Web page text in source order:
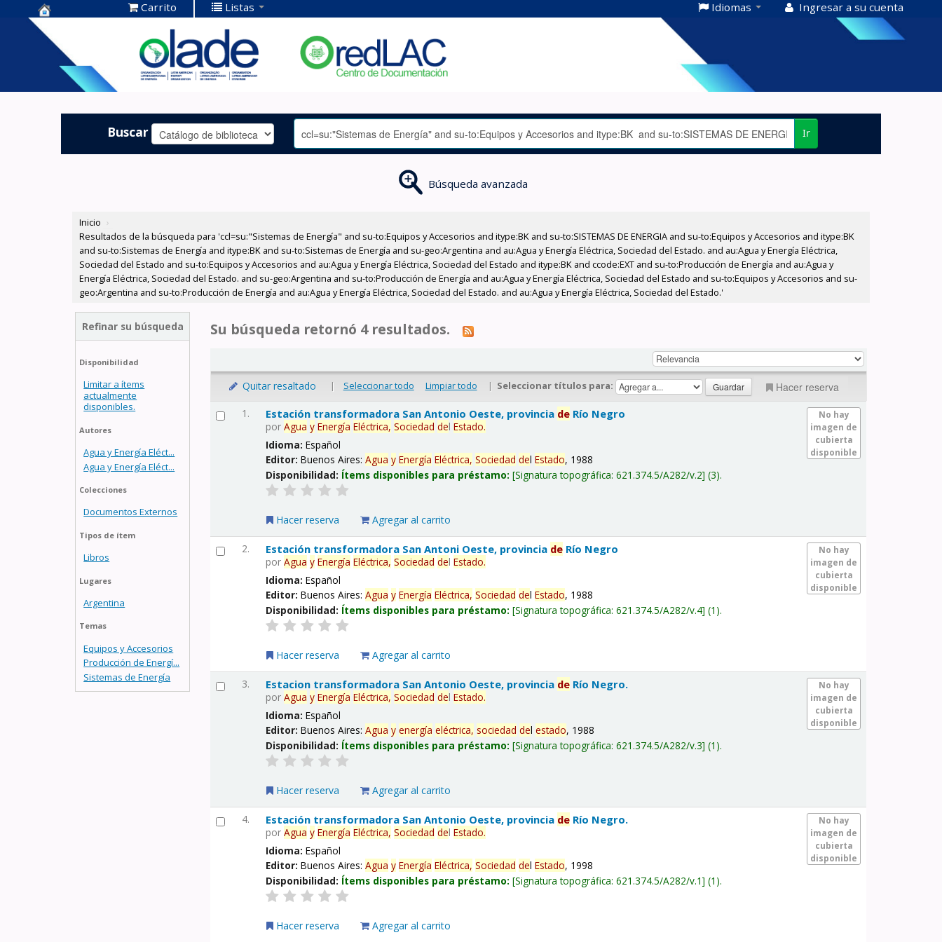
Centro de
Documentación
OLADE -
Carrito Listas Idiomas Ingresar a su cuenta
Buscar Ir
Búsqueda avanzada
Inicio ›
Resultados de la búsqueda para 'ccl=su:"Sistemas de Energía" and su-to:Equipos y Accesorios and itype:BK and su-to:SISTEMAS DE ENERGIA and su-to:Equipos y Accesorios and itype:BK
and su-to:Sistemas de Energía and itype:BK and su-to:Sistemas de Energía and su-geo:Argentina and au:Agua y Energía Eléctrica, Sociedad del Estado. and au:Agua y Energía Eléctrica,
Sociedad del Estado and su-to:Equipos y Accesorios and au:Agua y Energía Eléctrica, Sociedad del Estado and itype:BK and ccode:EXT and su-to:Producción de Energía and au:Agua y
Energía Eléctrica, Sociedad del Estado. and su-geo:Argentina and su-to:Producción de Energía and au:Agua y Energía Eléctrica, Sociedad del Estado and su-to:Equipos y Accesorios and su-
geo:Argentina and su-to:Producción de Energía and au:Agua y Energía Eléctrica, Sociedad del Estado. and au:Agua y Energía Eléctrica, Sociedad del Estado.'
Refinar su búsqueda
Disponibilidad
Limitar a ítems
actualmente
disponibles.
Autores
Agua y Energía Eléct...
Agua y Energía Eléct...
Colecciones
Documentos Externos
Tipos de ítem
Libros
Lugares
Argentina
Temas
Equipos y Accesorios
Producción de Energí...
Sistemas de Energía
Su búsqueda retornó 4 resultados.
Quitar resaltado | Seleccionar todo Limpiar todo | Seleccionar títulos para: Hacer reserva
1.
No hay
imagen de
cubierta
disponible
Estación transformadora San Antonio Oeste, provincia de Río Negro
porAgua y Energía Eléctrica, Sociedad delEstado.
Idioma:Español
Editor:Buenos Aires:Agua y Energía Eléctrica, Sociedad delEstado, 1988
Disponibilidad: Ítems disponibles para préstamo: Signatura topográfica:621.374.5/A282/v.2 (3).
Hacer reserva Agregar al carrito
2.
No hay
imagen de
cubierta
disponible
Estación transformadora San Antoni Oeste, provincia de Río Negro
porAgua y Energía Eléctrica, Sociedad delEstado.
Idioma:Español
Editor:Buenos Aires:Agua y Energía Eléctrica, Sociedad delEstado, 1988
Disponibilidad: Ítems disponibles para préstamo: Signatura topográfica:621.374.5/A282/v.4 (1).
Hacer reserva Agregar al carrito
3.
No hay
imagen de
cubierta
disponible
Estacion transformadora San Antonio Oeste, provincia de Río Negro.
porAgua y Energía Eléctrica, Sociedad delEstado.
Idioma:Español
Editor:Buenos Aires:Agua y energía eléctrica, sociedad delestado, 1988
Disponibilidad: Ítems disponibles para préstamo: Signatura topográfica:621.374.5/A282/v.3 (1).
Hacer reserva Agregar al carrito
4.
No hay
imagen de
cubierta
disponible
Estación transformadora San Antonio Oeste, provincia de Río Negro.
porAgua y Energía Eléctrica, Sociedad delEstado.
Idioma:Español
Editor:Buenos Aires:Agua y Energía Eléctrica, Sociedad delEstado, 1998
Disponibilidad: Ítems disponibles para préstamo: Signatura topográfica:621.374.5/A282/v.1 (1).
Hacer reserva Agregar al carrito